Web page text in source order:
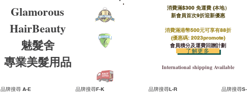
Glamorous
HairBeauty
魅髮舍
​​專業美髮用品
消費滿$300 免運費 (本地）​
新會員首次9折迎新優惠
消費滿港幣500元可享有88折
(優惠碼: 2023promote)
會員積分及運費回贈計劃
International shipping Available
了解更多
品牌搜尋 A-E 品牌搜尋F-K 品牌搜尋L-R 品牌搜尋